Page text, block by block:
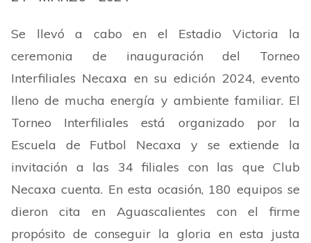
Se llevó a cabo en el Estadio Victoria la
ceremonia de inauguración del Torneo
Interfiliales Necaxa en su edición 2024, evento
lleno de mucha energía y ambiente familiar. El
Torneo Interfiliales está organizado por la
Escuela de Futbol Necaxa y se extiende la
invitación a las 34 filiales con las que Club
Necaxa cuenta. En esta ocasión, 180 equipos se
dieron cita en Aguascalientes con el firme
propósito de conseguir la gloria en esta justa